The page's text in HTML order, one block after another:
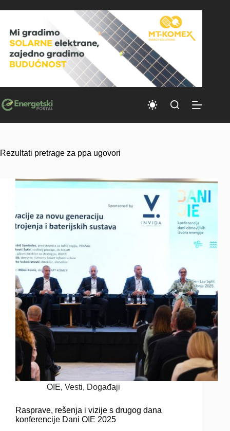
to
Rezultati pretrage za ppa ugovori
OIE, Vesti, Događaji
Rasprave, rešenja i vizije s drugog dana
konferencije Dani OIE 2025